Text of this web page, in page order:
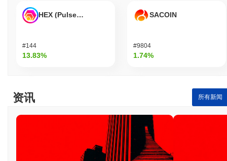
HEX (Pulsechain)
#144
13.83%
SACOIN
#9804
1.74%
资讯 所有新闻